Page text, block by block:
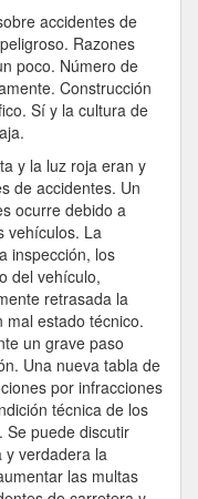
accidentes de
Razones
poco. Número de
Construcción
Sí y la cultura de
y la luz roja eran y
de accidentes. Un
ocurre debido a
vehículos. La
inspección, los
del vehículo,
retrasada la
mal estado técnico.
un grave paso
Una nueva tabla de
por infracciones
técnica de los
Se puede discutir
y verdadera la
las multas